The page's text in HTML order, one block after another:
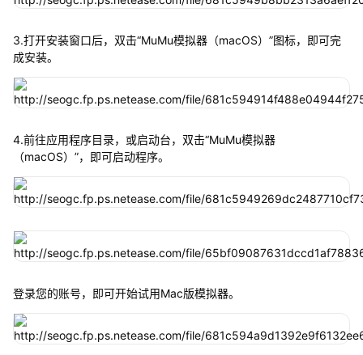
3.打开安装窗口后，双击“MuMu模拟器（macOS）”图标，即可完
成安装。
4.前往应用程序目录，或启动台，双击“MuMu模拟器
（macOS）”，即可启动程序。
登录您的账号，即可开始试用Mac版模拟器。